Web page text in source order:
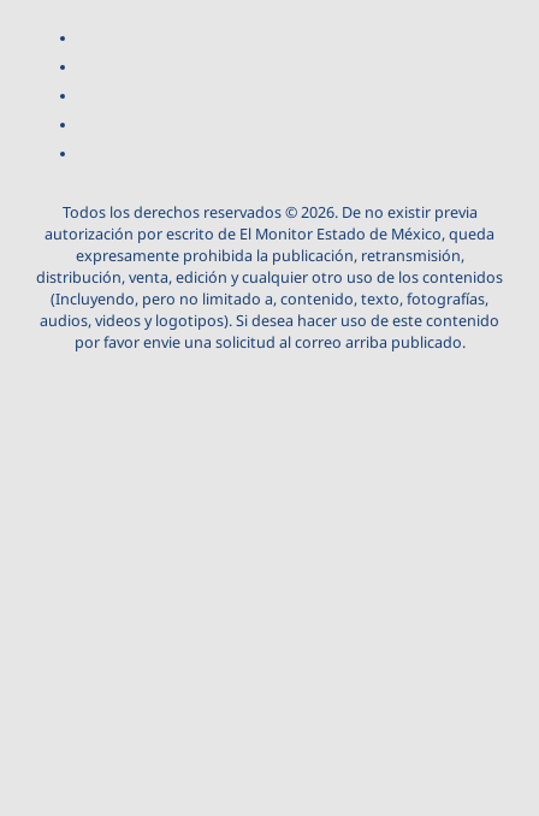
Todos los derechos reservados © 2026. De no existir previa
autorización por escrito de El Monitor Estado de México, queda
expresamente prohibida la publicación, retransmisión,
distribución, venta, edición y cualquier otro uso de los contenidos
(Incluyendo, pero no limitado a, contenido, texto, fotografías,
audios, videos y logotipos). Si desea hacer uso de este contenido
por favor envie una solicitud al correo arriba publicado.